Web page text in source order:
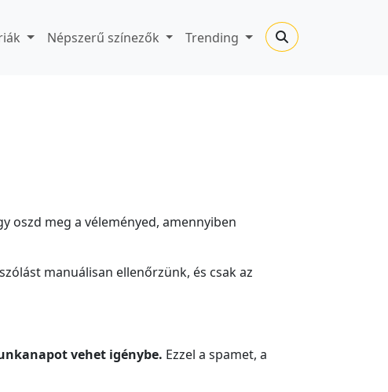
Népszerű színezők Trending
oszd meg a véleményed, amennyiben
manuálisan ellenőrzünk, és csak az
vehet igénybe. Ezzel a spamet, a